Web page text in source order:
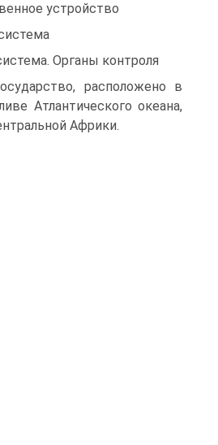
устройство
Органы контроля
расположено в
Атлантического океана,
Африки.